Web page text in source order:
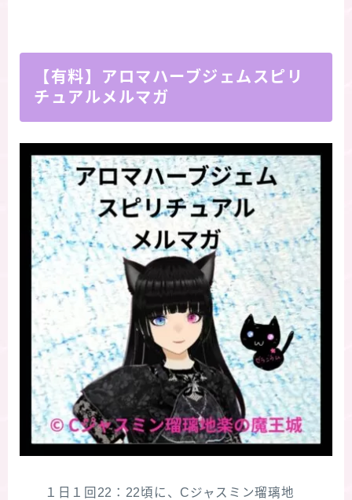
【有料】アロマハーブジェムスピリ
チュアルメルマガ
１日１回22：22頃に、Cジャスミン瑠璃地